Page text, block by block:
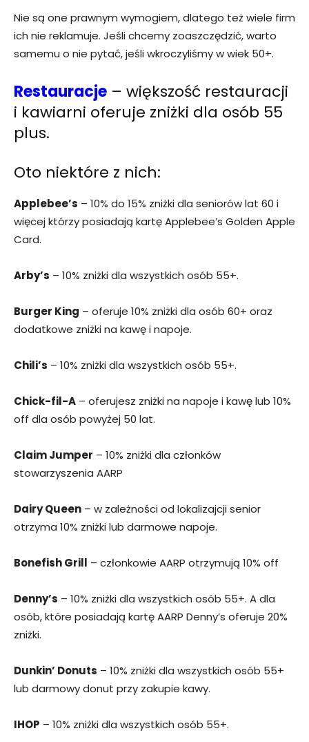
Nie są one prawnym wymogiem, dlatego też wiele firm
ich nie reklamuje. Jeśli chcemy zoaszczędzić, warto
samemu o nie pytać, jeśli wkroczyliśmy w wiek 50+.
Restauracje – większość restauracji
i kawiarni oferuje zniżki dla osób 55
plus.
Oto niektóre z nich:
Applebee’s – 10% do 15% zniżki dla seniorów lat 60 i
więcej którzy posiadają kartę Applebee’s Golden Apple
Card.
Arby’s – 10% zniżki dla wszystkich osób 55+.
Burger King – oferuje 10% zniżki dla osób 60+ oraz
dodatkowe zniżki na kawę i napoje.
Chili’s – 10% zniżki dla wszystkich osób 55+.
Chick-fil-A – oferujesz zniżki na napoje i kawę lub 10%
off dla osób powyżej 50 lat.
Claim Jumper – 10% zniżki dla członków
stowarzyszenia AARP
Dairy Queen – w zależności od lokalizajcji senior
otrzyma 10% zniżki lub darmowe napoje.
Bonefish Grill – członkowie AARP otrzymują 10% off
Denny’s – 10% zniżki dla wszystkich osób 55+. A dla
osób, które posiadają kartę AARP Denny’s oferuje 20%
zniżki.
Dunkin’ Donuts – 10% zniżki dla wszystkich osób 55+
lub darmowy donut przy zakupie kawy.
IHOP – 10% zniżki dla wszystkich osób 55+.